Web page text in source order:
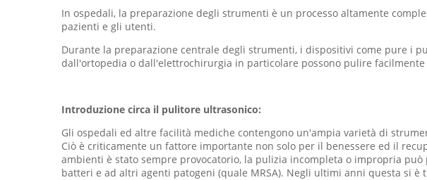
In ospedali, la preparazione degli strumenti è un processo altamente
pazienti e gli utenti.
Durante la preparazione centrale degli strumenti, i dispositivi come pure i
dall'ortopedia o dall'elettrochirurgia in particolare possono pulire
Introduzione circa il pulitore ultrasonico:
Gli ospedali ed altre facilità mediche contengono un'ampia varietà di
Ciò è criticamente un fattore importante non solo per il benessere ed il
ambienti è stato sempre provocatorio, la pulizia incompleta o impropria
batteri e ad altri agenti patogeni (quale MRSA). Negli ultimi anni questa si